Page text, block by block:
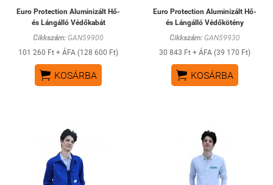
Euro Protection Aluminizált Hő-
és Lángálló Védőkabát
Cikkszám: GAN59900
101 260 Ft + ÁFA (128 600 Ft)
 KOSÁRBA
Euro Protection Aluminizált Hő-
és Lángálló Védőkötény
Cikkszám: GAN59930
30 843 Ft + ÁFA (39 170 Ft)
 KOSÁRBA